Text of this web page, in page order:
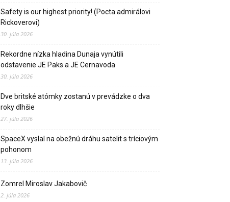
Safety is our highest priority! (Pocta admirálovi
Rickoverovi)
30. júla 2026
Rekordne nízka hladina Dunaja vynútili
odstavenie JE Paks a JE Cernavoda
30. júla 2026
Dve britské atómky zostanú v prevádzke o dva
roky dlhšie
27. júla 2026
SpaceX vyslal na obežnú dráhu satelit s tríciovým
pohonom
13. júla 2026
Zomrel Miroslav Jakabovič
2. júla 2026